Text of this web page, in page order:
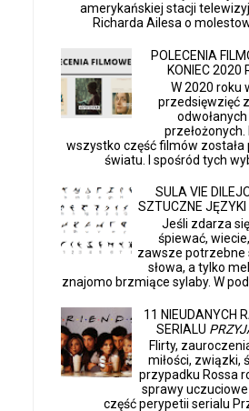
amerykańskiej stacji
Richarda Ailesa o
POLECENIA
KONIEC 2020
W 2020 roku
przedsięwzięć
odwołanych
przełożonych.
wszystko część filmów została
światu. I spośród tych
SULA VIE
SZTUCZNE
Jeśli zdarza
śpiewać,
zawsze potrzebne
słowa, a tylko
znajomo brzmiące sylaby. W
11 NIEUDANYCH
SERIALU
Flirty,
miłości, związki,
przypadku Rossa
sprawy
część perypetii serialu